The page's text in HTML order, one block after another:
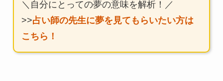
＼自分にとっての夢の意味を解析！／
>>占い師の先生に夢を見てもらいたい方は
こちら！